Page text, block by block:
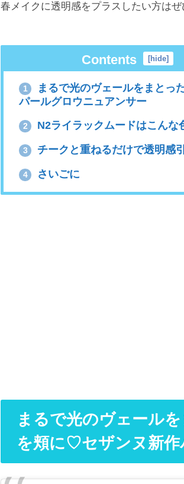
春メイクに透明感をプラスしたい方は
Contents [hide]
1
まるで光のヴェールをまとっ
パールグロウニュアンサー
2 N2ライラックムードはこんな
3 チークと重ねるだけで透明感
4 さいごに
まるで光のヴェール
を頬に♡セザンヌ新作